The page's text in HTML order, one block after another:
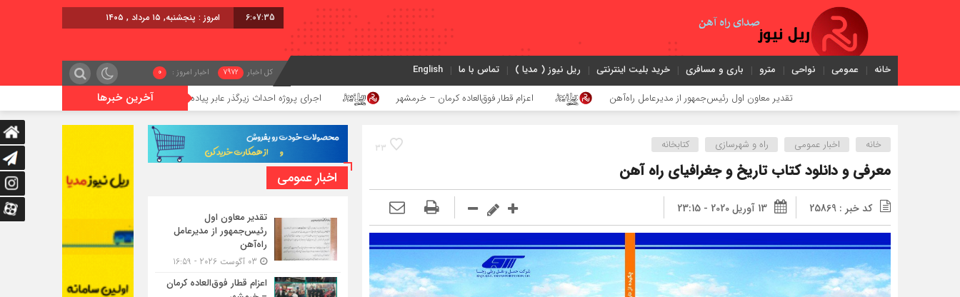
6:07:36 امروز : پنجشنبه, ۱۵ مرداد , ۱۴۰۵
خانه عمومی نواحی مترو باری و مسافری خرید بلیت اینترنتی ریل نیوز ( مدیا ) تماس با ما English کل اخبار 7972 اخبار امروز : 0
آخرین خبرها تقدیر معاون اول رئیس‌جمهور از مدیرعامل راه‌آهن اعزام قطار فوق‌العاده کرمان – خرمشهر اجرای پروژه احداث زیرگذر عابر پیاده در حریم ریلی قائمشهر گوگوچانی سکان نیروی
33 خانه اخبار عمومی راه و شهرسازی کتابخانه
معرفی و دانلود کتاب تاریخ و جغرافیای راه آهن
کد خبر : 25869 13 آوریل 2020 - 23:15
اخبار عمومی
تقدیر معاون اول
رئیس‌جمهور از مدیرعامل
راه‌آهن
اعزام قطار فوق‌العاده کرمان